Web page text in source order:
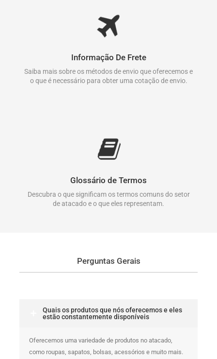
Informação De Frete
Saiba mais sobre os métodos de envio que oferecemos e
o que é necessário para obter uma cotação de envio.
Glossário de Termos
Descubra o que significam os termos comuns do setor
de atacado e o que eles representam.
Perguntas Gerais
Quais os produtos que nós oferecemos e eles
estão constantemente disponíveis
Oferecemos uma variedade de produtos no atacado,
como roupas, sapatos, bolsas, acessórios e muito mais.